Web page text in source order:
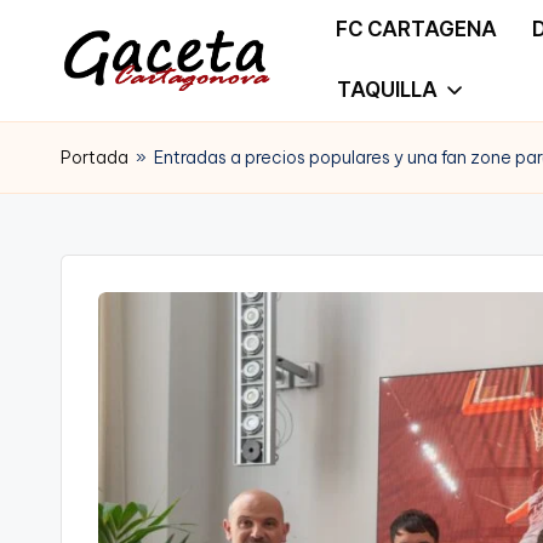
Saltar
al
G
a
e
Gaceta
Cartagonova,
FC CARTAGENA
TAQUILLA
Portada » Entradas a precios populares y una fan zone